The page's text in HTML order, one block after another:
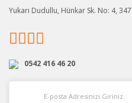
Yukarı Dudullu, Hünkar Sk. No: 4,
0542 416 46 20